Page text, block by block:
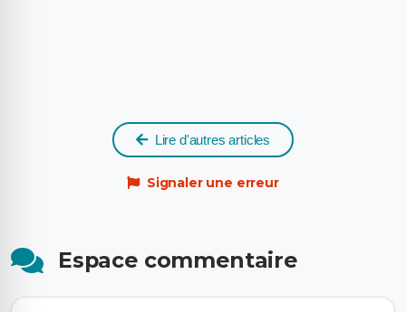
Lire d'autres articles
Signaler une erreur
Espace commentaire